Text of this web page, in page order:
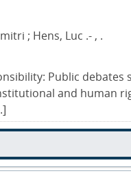
; Hens, Luc .- , .
Public
and human